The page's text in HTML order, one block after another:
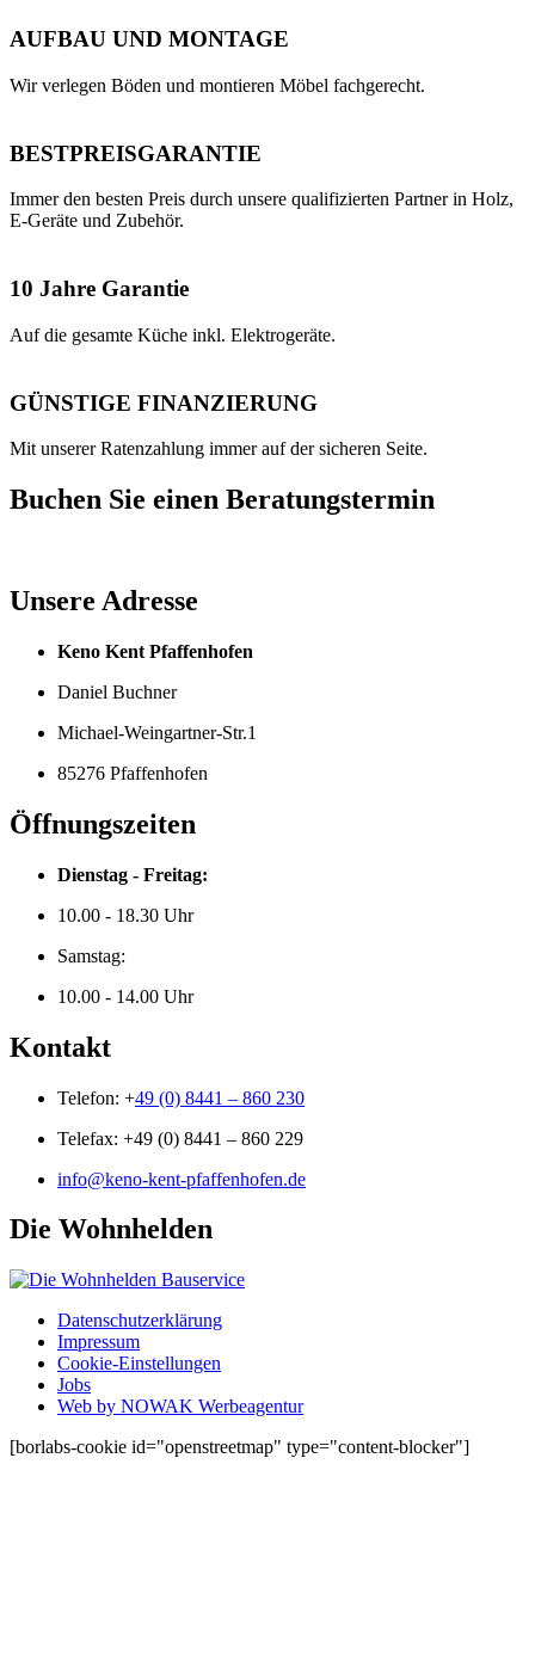
AUFBAU UND MONTAGE
Wir verlegen Böden und montieren Möbel fachgerecht.
BESTPREISGARANTIE
Immer den besten Preis durch unsere qualifizierten Partner in Holz,
E-Geräte und Zubehör.
10 Jahre Garantie
Auf die gesamte Küche inkl. Elektrogeräte.
GÜNSTIGE FINANZIERUNG
Mit unserer Ratenzahlung immer auf der sicheren Seite.
Buchen Sie einen Beratungstermin
Unsere Adresse
Keno Kent Pfaffenhofen
Daniel Buchner
Michael-Weingartner-Str.1
85276 Pfaffenhofen
Öffnungszeiten
Dienstag - Freitag:
10.00 - 18.30 Uhr
Samstag:
10.00 - 14.00 Uhr
Kontakt
Telefon: +49 (0) 8441 – 860 230
Telefax: +49 (0) 8441 – 860 229
info@keno-kent-pfaffenhofen.de
Die Wohnhelden
Datenschutzerklärung
Impressum
Cookie-Einstellungen
Jobs
Web by NOWAK Werbeagentur
[borlabs-cookie id="openstreetmap" type="content-blocker"]